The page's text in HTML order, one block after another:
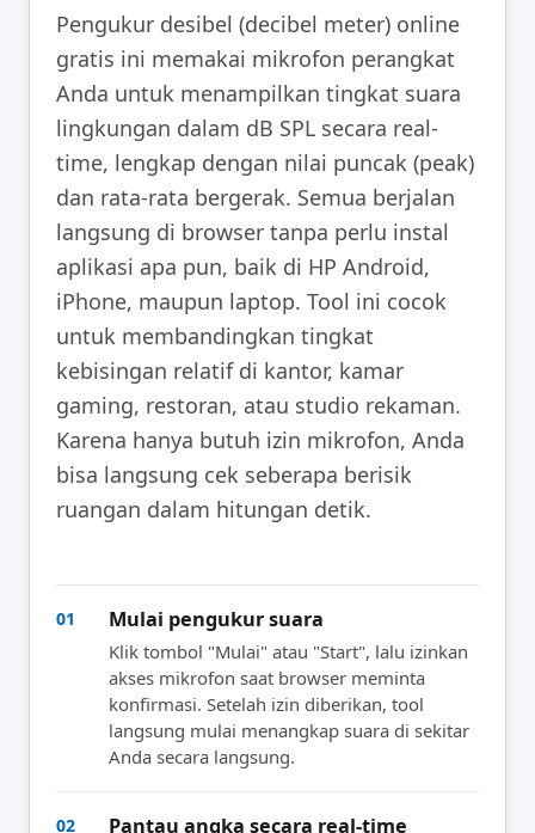
Pengukur desibel (decibel meter) online
gratis ini memakai mikrofon perangkat
Anda untuk menampilkan tingkat suara
lingkungan dalam dB SPL secara real-
time, lengkap dengan nilai puncak (peak)
dan rata-rata bergerak. Semua berjalan
langsung di browser tanpa perlu instal
aplikasi apa pun, baik di HP Android,
iPhone, maupun laptop. Tool ini cocok
untuk membandingkan tingkat
kebisingan relatif di kantor, kamar
gaming, restoran, atau studio rekaman.
Karena hanya butuh izin mikrofon, Anda
bisa langsung cek seberapa berisik
ruangan dalam hitungan detik.
01 Mulai pengukur suara
Klik tombol "Mulai" atau "Start", lalu izinkan
akses mikrofon saat browser meminta
konfirmasi. Setelah izin diberikan, tool
langsung mulai menangkap suara di sekitar
Anda secara langsung.
02 Pantau angka secara real-time